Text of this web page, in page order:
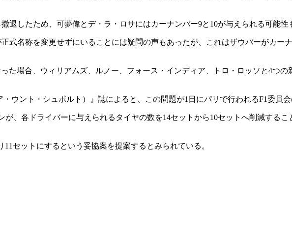
退したため、可夢偉とデ・ラ・ロサにはカーナンバー9と10が与えられる可能性
式名称を変更せずにいることには疑問の声もあったが、これはザウバーがカー
た場合、ウィリアムズ、ルノー、フォース・インディア、トロ・ロッソと4つ
・ウント・シュポルト）』誌によると、この問題が1日にパリで行われるF1委員
が、各ドライバーに与えられるタイヤの数を14セットから10セットへ削減する
セットにするという妥協案を提案するとみられている。